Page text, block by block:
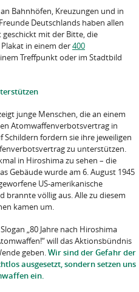
Bahnhöfen, Kreuzungen und in
Deutschlands haben allen
mit der Bitte, die
in einem der400
Treffpunkt oder im Stadtbild
junge Menschen, die an einem
Atomwaffenverbotsvertrag in
fordern sie ihre jeweiligen
zu unterstützen.
in Hiroshima zu sehen – die
Gebäude wurde am 6. August 1945
US-amerikanische
brannte völlig aus. Alle zu diesem
kamen um.
„80 Jahre nach Hiroshima
will das Aktionsbündnis
geben.Wir sind der Gefahr der
ausgesetzt, sondern setzen uns
ein.